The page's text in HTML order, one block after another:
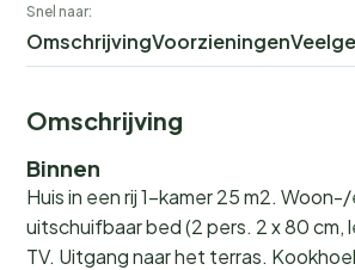
Snel naar:
OmschrijvingVoorzieningen
Omschrijving
Binnen
Huis in een rij 1-kamer 25 m2.
uitschuifbaar bed (2 pers. 2 x 80 cm,
TV. Uitgang naar het terras.